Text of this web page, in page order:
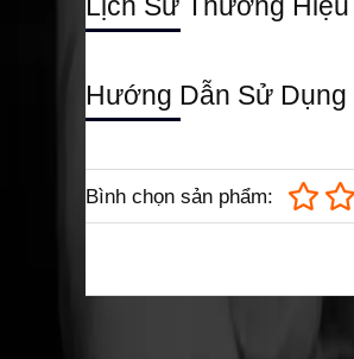
Lịch Sử Thương Hiệu
Hướng Dẫn Sử Dụng
Bình chọn sản phẩm: